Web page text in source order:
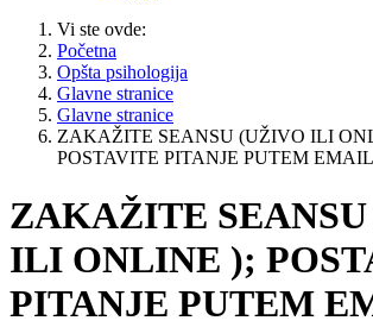
Vi ste ovde:
Početna
Opšta psihologija
Glavne stranice
Glavne stranice
ZAKAŽITE SEANSU (UŽIVO ILI
POSTAVITE PITANJE PUTEM
ZAKAŽITE
ILI ONLINE );
PITANJE PUTEM